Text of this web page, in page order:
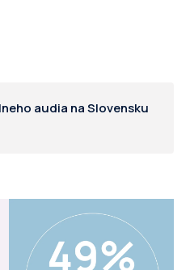
audia na Slovensku